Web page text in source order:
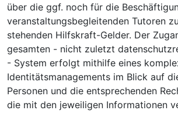
über die ggf. noch für die
veranstaltungsbegleitenden Tutoren
stehenden Hilfskraft-Gelder. Der
gesamten - nicht zuletzt
- System erfolgt mithilfe eines
Identitätsmanagements im Blick auf
Personen und die entsprechenden
die mit den jeweiligen Informationen